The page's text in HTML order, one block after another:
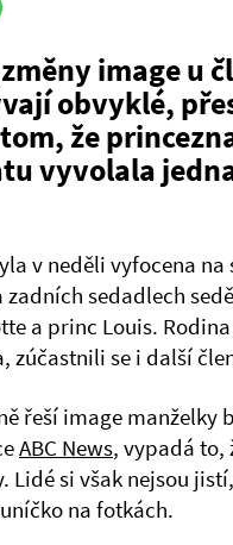
WhatsAppuimage u
obvyklé,
že
vyvolala
v neděli vyfocena
sedadlech
a princ Louis.
zúčastnili se i další
řeší image
ABC News, vypadá to,
Lidé si však nejsou
na fotkách.